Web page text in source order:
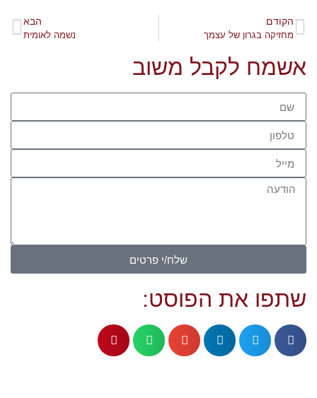
הקודם
מחזיקה בגרון של עצמך
הבא
נשמה לאומית
אשמח לקבל משוב
שלח/י פרטים
שתפו את הפוסט: